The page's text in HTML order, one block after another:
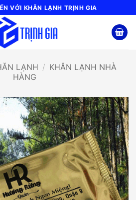
VỚI KHĂN LẠNH TRỊNH GIA
LẠNH / KHĂN LẠNH NHÀ
HÀNG